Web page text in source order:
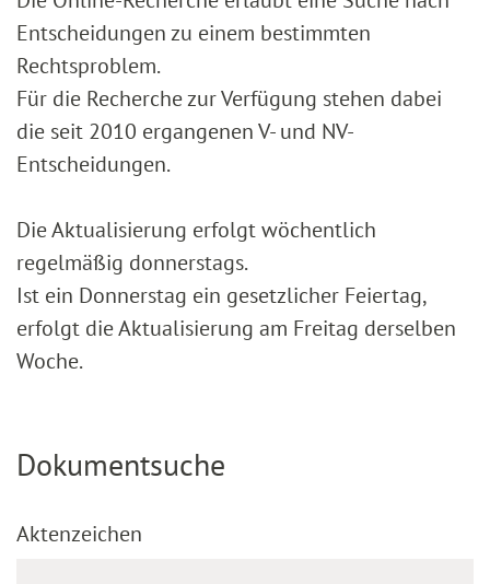
Entscheidungen zu einem bestimmten
Rechtsproblem.
Für die Recherche zur Verfügung stehen dabei
die seit 2010 ergangenen V- und NV-
Entscheidungen.
Die Aktualisierung erfolgt wöchentlich
regelmäßig donnerstags.
Ist ein Donnerstag ein gesetzlicher Feiertag,
erfolgt die Aktualisierung am Freitag derselben
Woche.
Dokumentsuche
Aktenzeichen